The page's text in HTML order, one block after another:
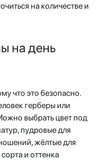
на количестве и
на день
что это безопасно.
герберы или
выбрать цвет под
пудровые для
жёлтые для
и оттенка